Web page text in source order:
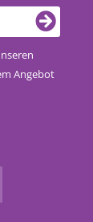
Angebot